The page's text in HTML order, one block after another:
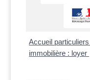
Accueil particuliers
immobilière : loyer